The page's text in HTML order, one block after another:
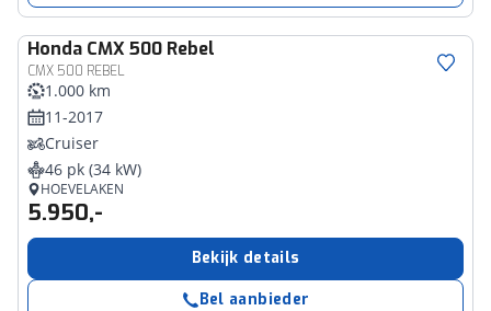
Honda CMX 500 Rebel
CMX 500 REBEL
1.000 km
11-2017
Cruiser
46 pk (34 kW)
HOEVELAKEN
5.950,-
Bekijk details
Bel aanbieder